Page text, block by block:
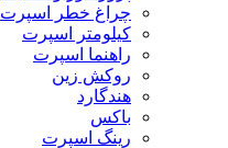
چراغ خطر اسپرت
کیلومتر اسپرت
راهنما اسپرت
روکش زین
هندگارد
باکس
رینگ اسپرت